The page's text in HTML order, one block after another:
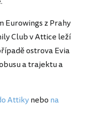
Eurowings z Prahy
Club v Attice leží
ostrova Evia
a trajektu a
Attikynebo na